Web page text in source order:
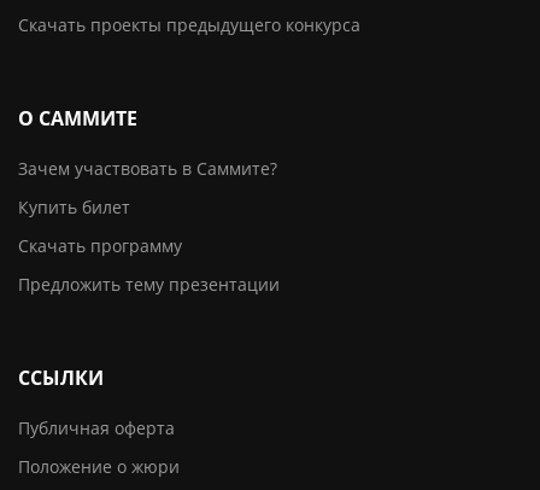
Скачать проекты предыдущего конкурса
О САММИТЕ
Зачем участвовать в Саммите?
Купить билет
Скачать программу
Предложить тему презентации
ССЫЛКИ
Публичная оферта
Положение о жюри